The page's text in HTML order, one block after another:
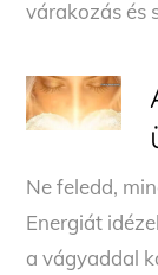
várakozás és
Ne feledd,
Energiát
a vágyaddal